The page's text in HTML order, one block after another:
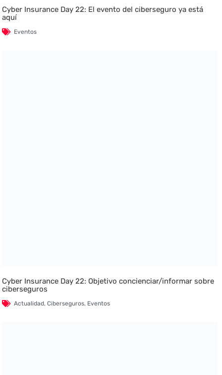
Cyber Insurance Day 22: El evento del ciberseguro ya está
aquí
Eventos
Cyber Insurance Day 22: Objetivo concienciar/informar sobre
ciberseguros
Actualidad,Ciberseguros, Eventos